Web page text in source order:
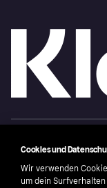
rights reserved. Klarna Bank
number: 556737-0431
Cookies und
Wir verwenden
um dein